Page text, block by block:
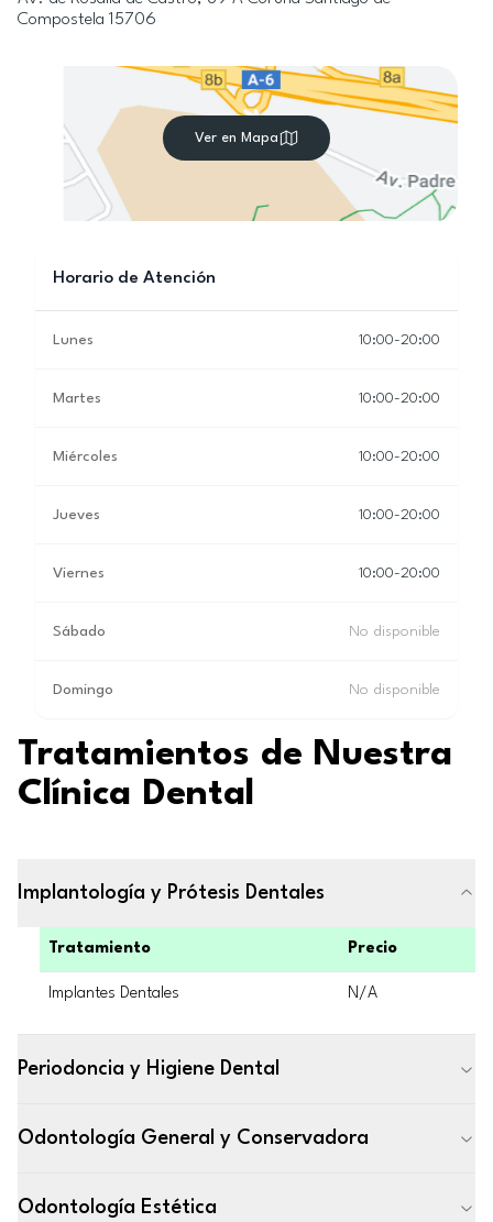
Compostela 15706
Ver en Mapa
Horario de Atención
Lunes 10:00-20:00
Martes 10:00-20:00
Miércoles 10:00-20:00
Jueves 10:00-20:00
Viernes 10:00-20:00
Sábado No disponible
Domingo No disponible
Tratamientos de Nuestra
Clínica Dental
Implantología y Prótesis Dentales
Tratamiento Precio
Implantes Dentales N/A
Periodoncia y Higiene Dental
Odontología General y Conservadora
Odontología Estética